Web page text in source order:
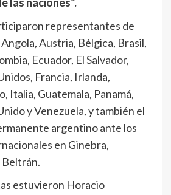
las naciones”.
representantes de
Austria, Bélgica, Brasil,
Ecuador, El Salvador,
Francia, Irlanda,
Italia, Guatemala, Panamá,
y Venezuela, y también el
argentino ante los
en Ginebra,
Beltrán.
estuvieron Horacio